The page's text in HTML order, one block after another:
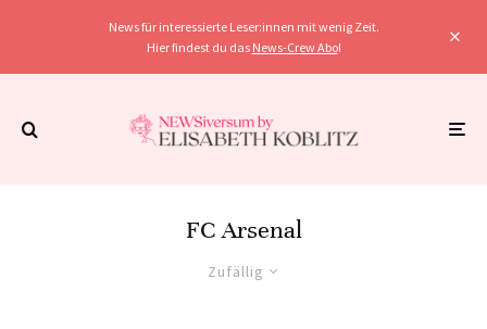
News für interessierte Leser:innen mit wenig Zeit.
Hier findest du das News-Crew Abo!
FC Arsenal
Zufällig